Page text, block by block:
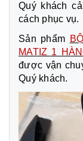
Quý khách
cách phục vụ.
Sản phẩm
MATIZ 1
được vận
Quý khách.